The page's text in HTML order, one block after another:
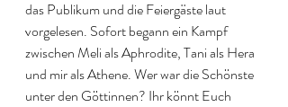
das Publikum und die Feiergäste laut
vorgelesen. Sofort begann ein Kampf
zwischen Meli als Aphrodite, Tani als Hera
und mir als Athene. Wer war die Schönste
unter den Göttinnen? Ihr könnt Euch